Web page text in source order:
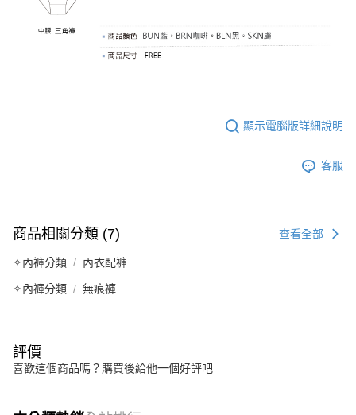
顯示電腦版詳細說明
客服
商品相關分類 (7) 查看全部
✧內褲分類 內衣配褲
✧內褲分類 無痕褲
評價
喜歡這個商品嗎？購買後給他一個好評吧